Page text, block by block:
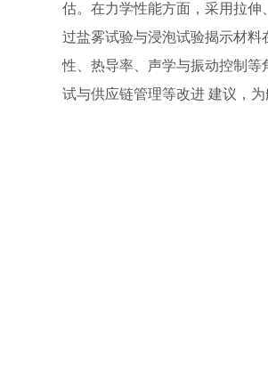
估。在力学性能方面，采用拉
过盐雾试验与浸泡试验揭示材
性、热导率、声学与振动控制
试与供应链管理等改进 建议，为